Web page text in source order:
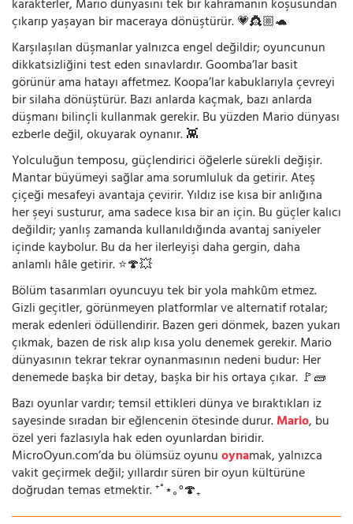
karakterler, Mario dünyasını tek bir kahramanın koşusundan
çıkarıp yaşayan bir maceraya dönüştürür. 💗👸🏼🐢
Karşılaşılan düşmanlar yalnızca engel değildir; oyuncunun
dikkatsizliğini test eden sınavlardır. Goomba’lar basit
görünür ama hatayı affetmez. Koopa’lar kabuklarıyla çevreyi
bir silaha dönüştürür. Bazı anlarda kaçmak, bazı anlarda
düşmanı bilinçli kullanmak gerekir. Bu yüzden Mario dünyası
ezberle değil, okuyarak oynanır. 👾
Yolculuğun temposu, güçlendirici öğelerle sürekli değişir.
Mantar büyümeyi sağlar ama sorumluluk da getirir. Ateş
çiçeği mesafeyi avantaja çevirir. Yıldız ise kısa bir anlığına
her şeyi susturur, ama sadece kısa bir an için. Bu güçler kalıcı
değildir; yanlış zamanda kullanıldığında avantaj saniyeler
içinde kaybolur. Bu da her ilerleyişi daha gergin, daha
anlamlı hâle getirir. ⭐🍄💥
Bölüm tasarımları oyuncuyu tek bir yola mahkûm etmez.
Gizli geçitler, görünmeyen platformlar ve alternatif rotalar;
merak edenleri ödüllendirir. Bazen geri dönmek, bazen yukarı
çıkmak, bazen de risk alıp kısa yolu denemek gerekir. Mario
dünyasının tekrar tekrar oynanmasının nedeni budur: Her
denemede başka bir detay, başka bir his ortaya çıkar. 🚩🧱
Bazı oyunlar vardır; temsil ettikleri dünya ve bıraktıkları iz
sayesinde sıradan bir eğlencenin ötesinde durur.Mario, bu
özel yeri fazlasıyla hak eden oyunlardan biridir.
MicroOyun.com’da bu ölümsüz oyunuoynamak, yalnızca
vakit geçirmek değil; yıllardır süren bir oyun kültürüne
doğrudan temas etmektir. ⁺˚⋆｡°🍄₊